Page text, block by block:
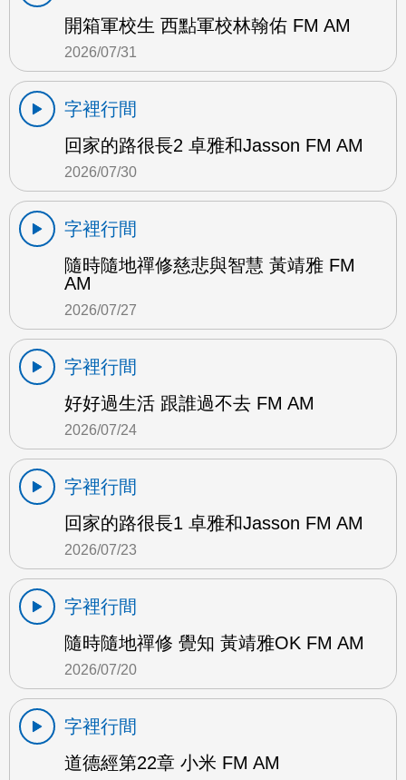
開箱軍校生 西點軍校林翰佑 FM AM
2026/07/31
字裡行間
回家的路很長2 卓雅和Jasson FM AM
2026/07/30
字裡行間
隨時隨地禪修慈悲與智慧 黃靖雅 FM
AM
2026/07/27
字裡行間
好好過生活 跟誰過不去 FM AM
2026/07/24
字裡行間
回家的路很長1 卓雅和Jasson FM AM
2026/07/23
字裡行間
隨時隨地禪修 覺知 黃靖雅OK FM AM
2026/07/20
字裡行間
道德經第22章 小米 FM AM